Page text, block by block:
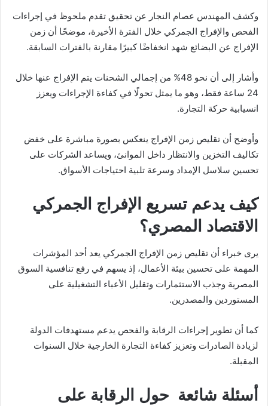
وكشف المهندس عصام النجار عن تحقيق تقدم ملحوظ في إجراءات
الفحص والإفراج الجمركي خلال الفترة الأخيرة، موضحًا أن زمن
الإفراج عن البضائع شهد انخفاضًا كبيرًا مقارنة بالفترات السابقة.
وأشار إلى أن نحو 48% من إجمالي الشحنات يتم الإفراج عنها خلال
24 ساعة فقط، وهو ما يمثل تحولًا في كفاءة الإجراءات ويعزز
انسيابية حركة التجارة.
وأوضح أن تقليص زمن الإفراج ينعكس بصورة مباشرة على خفض
تكاليف التخزين والانتظار داخل الموانئ، ويساعد الشركات على
تحسين سلاسل الإمداد وسرعة تلبية احتياجات الأسواق.
كيف يدعم تسريع الإفراج الجمركي
الاقتصاد المصري؟
يرى خبراء أن تقليص زمن الإفراج الجمركي يعد أحد المؤشرات
المهمة على تحسين بيئة الأعمال، إذ يسهم في رفع تنافسية السوق
المصرية وجذب الاستثمارات وتقليل الأعباء التشغيلية على
المستوردين والمصدرين.
كما أن تطوير إجراءات الرقابة والفحص يدعم مستهدفات الدولة
لزيادة الصادرات وتعزيز كفاءة التجارة الخارجية خلال السنوات
المقبلة.
أسئلة شائعة حول الرقابة على